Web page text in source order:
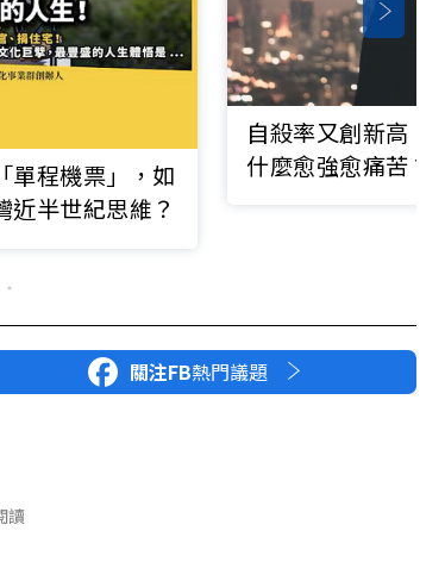
單程機票」，如
近半世紀思維？
自殺率又創新高，
什麼愈強愈痛苦？
關注FB熱門議題
讀